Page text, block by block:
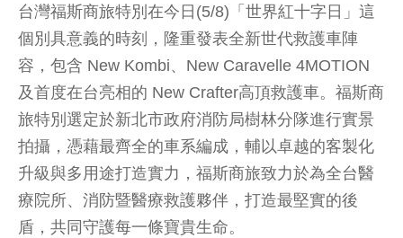
台灣福斯商旅特別在今日(5/8)「世界紅十字日」這
個別具意義的時刻，隆重發表全新世代救護車陣
容，包含 New Kombi、New Caravelle 4MOTION
及首度在台亮相的 New Crafter高頂救護車。福斯商
旅特別選定於新北市政府消防局樹林分隊進行實景
拍攝，憑藉最齊全的車系編成，輔以卓越的客製化
升級與多用途打造實力，福斯商旅致力於為全台醫
療院所、消防暨醫療救護夥伴，打造最堅實的後
盾，共同守護每一條寶貴生命。